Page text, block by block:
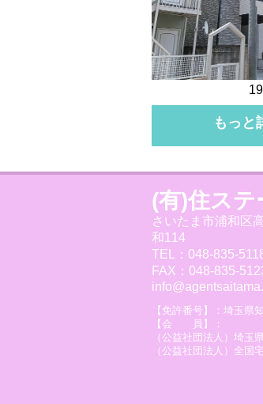
もっと
(有)住ステ
さいたま市浦和区
和114
TEL：048-835-
FAX：048-835-
【免許番号】：埼玉県
【会 員】：
（公益社団法人）埼玉
（公益社団法人）全国